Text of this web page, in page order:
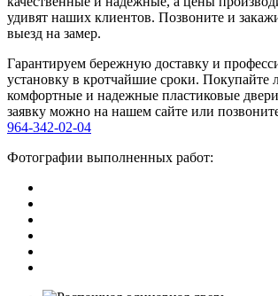
удивят наших клиентов. Позвоните и
выезд на замер.
Гарантируем бережную доставку и
установку в кротчайшие сроки. Покупайте
комфортные и надежные пластиковые
заявку можно на нашем сайте или
964-342-02-04
Фотографии выполненных работ: